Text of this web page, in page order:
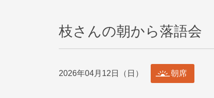
枝さんの朝から落語会
2026年04月12日（日） 朝席